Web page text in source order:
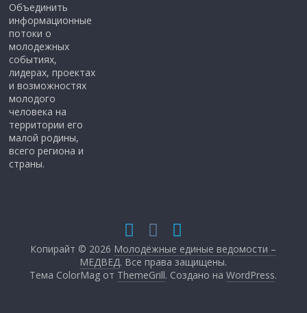
Объединить
информационные
потоки о
молодежных
событиях,
лидерах, проектах
и возможностях
молодого
человека на
территории его
малой родины,
всего региона и
страны.
Копирайт © 2026 Молодёжные единые ведомости –
МЕДВЕД. Все права защищены.
Тема ColorMag от ThemeGrill. Создано наWordPress.